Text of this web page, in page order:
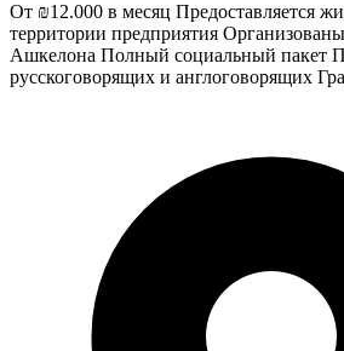
От ₪12.000 в месяц Предоставляется
территории предприятия
Ашкелона Полный социальный пакет
русскоговорящих и англоговорящих